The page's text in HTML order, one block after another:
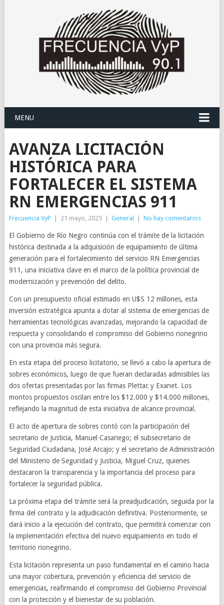
MENU
AVANZA LICITACIÓN
HISTÓRICA PARA
FORTALECER EL SISTEMA
RN EMERGENCIAS 911
Frecuencia VyP 21 mayo, 2025 General No hay comentarios
El Gobierno de Río Negro continúa con el trámite de la licitación
histórica destinada a la adquisición de equipamiento de última
generación para el fortalecimiento del servicio RN Emergencias
911, una iniciativa clave en el marco de la política provincial de
modernización y prevención del delito.
Con un presupuesto oficial estimado en U$S 12 millones, esta
inversión estratégica apunta a dotar al sistema de emergencias de
herramientas tecnológicas avanzadas, mejorando la capacidad de
respuesta y consolidando el compromiso del Gobierno rionegrino
con una provincia más segura.
En esta etapa del proceso licitatorio, se llevó a cabo la apertura de
sobres económicos, luego de que fueran declaradas admisibles las
dos ofertas presentadas por las firmas Plettac y Exanet. Los
montos propuestos oscilan entre los $12.000 y $14.000 millones,
reflejando la magnitud de esta iniciativa de alcance provincial.
El acto de apertura de sobres contó con la participación del
secretario de Justicia, Manuel Casariego; el subsecretario de
Seguridad Ciudadana, José Arcajo; y el secretario de Administración
del Ministerio de Seguridad y Justicia, Miguel Cruz, quienes
destacaron la transparencia y la importancia del proceso para
fortalecer la seguridad pública.
La próxima etapa del trámite será la preadjudicación, seguida por la
firma del contrato y la adjudicación definitiva. Posteriormente, se
dará inicio a la ejecución del contrato, que permitirá comenzar con
la implementación efectiva del nuevo equipamiento en todo el
territorio rionegrino.
Esta licitación representa un paso fundamental en el camino hacia
una mayor cobertura, prevención y eficiencia del servicio de
emergencias, reafirmando el compromiso del Gobierno Provincial
con la protección y el bienestar de su población.